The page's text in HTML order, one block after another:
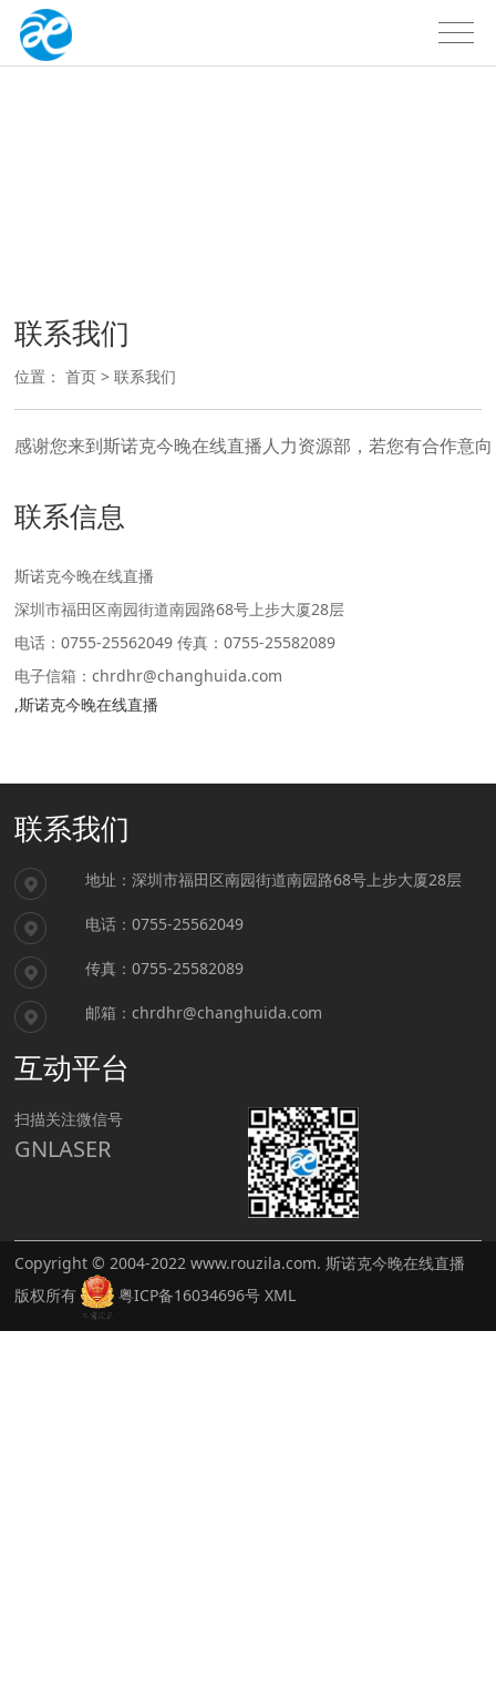
联系我们
位置：首页 >联系我们
感谢您来到斯诺克今晚在线直播人力资源部，若您有合作意
联系信息
斯诺克今晚在线直播
深圳市福田区南园街道南园路68号上步大厦28层
电话：0755-25562049 传真：0755-25582089
电子信箱：chrdhr@changhuida.com
,斯诺克今晚在线直播
联系我们
地址： 深圳市福田区南园街道南园路68号上步大厦28层
电话： 0755-25562049
传真： 0755-25582089
邮箱： chrdhr@changhuida.com
互动平台
扫描关注微信号
GNLASER
Copyright © 2004-2022www.rouzila.com.斯诺克今晚在线直播
版权所有
粤ICP备16034696号 XML